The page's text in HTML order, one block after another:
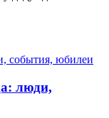
люди,